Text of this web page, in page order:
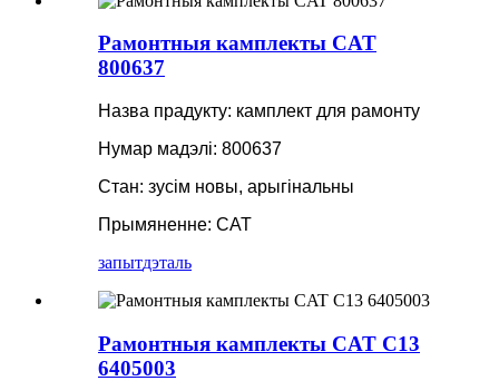
Рамонтныя камплекты CAT
800637
Назва прадукту: камплект для рамонту
Нумар мадэлі: 800637
Стан: зусім новы, арыгінальны
Прымяненне: CAT
запытдэталь
Рамонтныя камплекты CAT C13
6405003